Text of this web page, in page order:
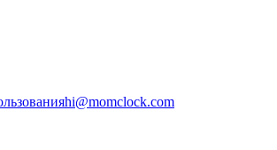
hi@momclock.com